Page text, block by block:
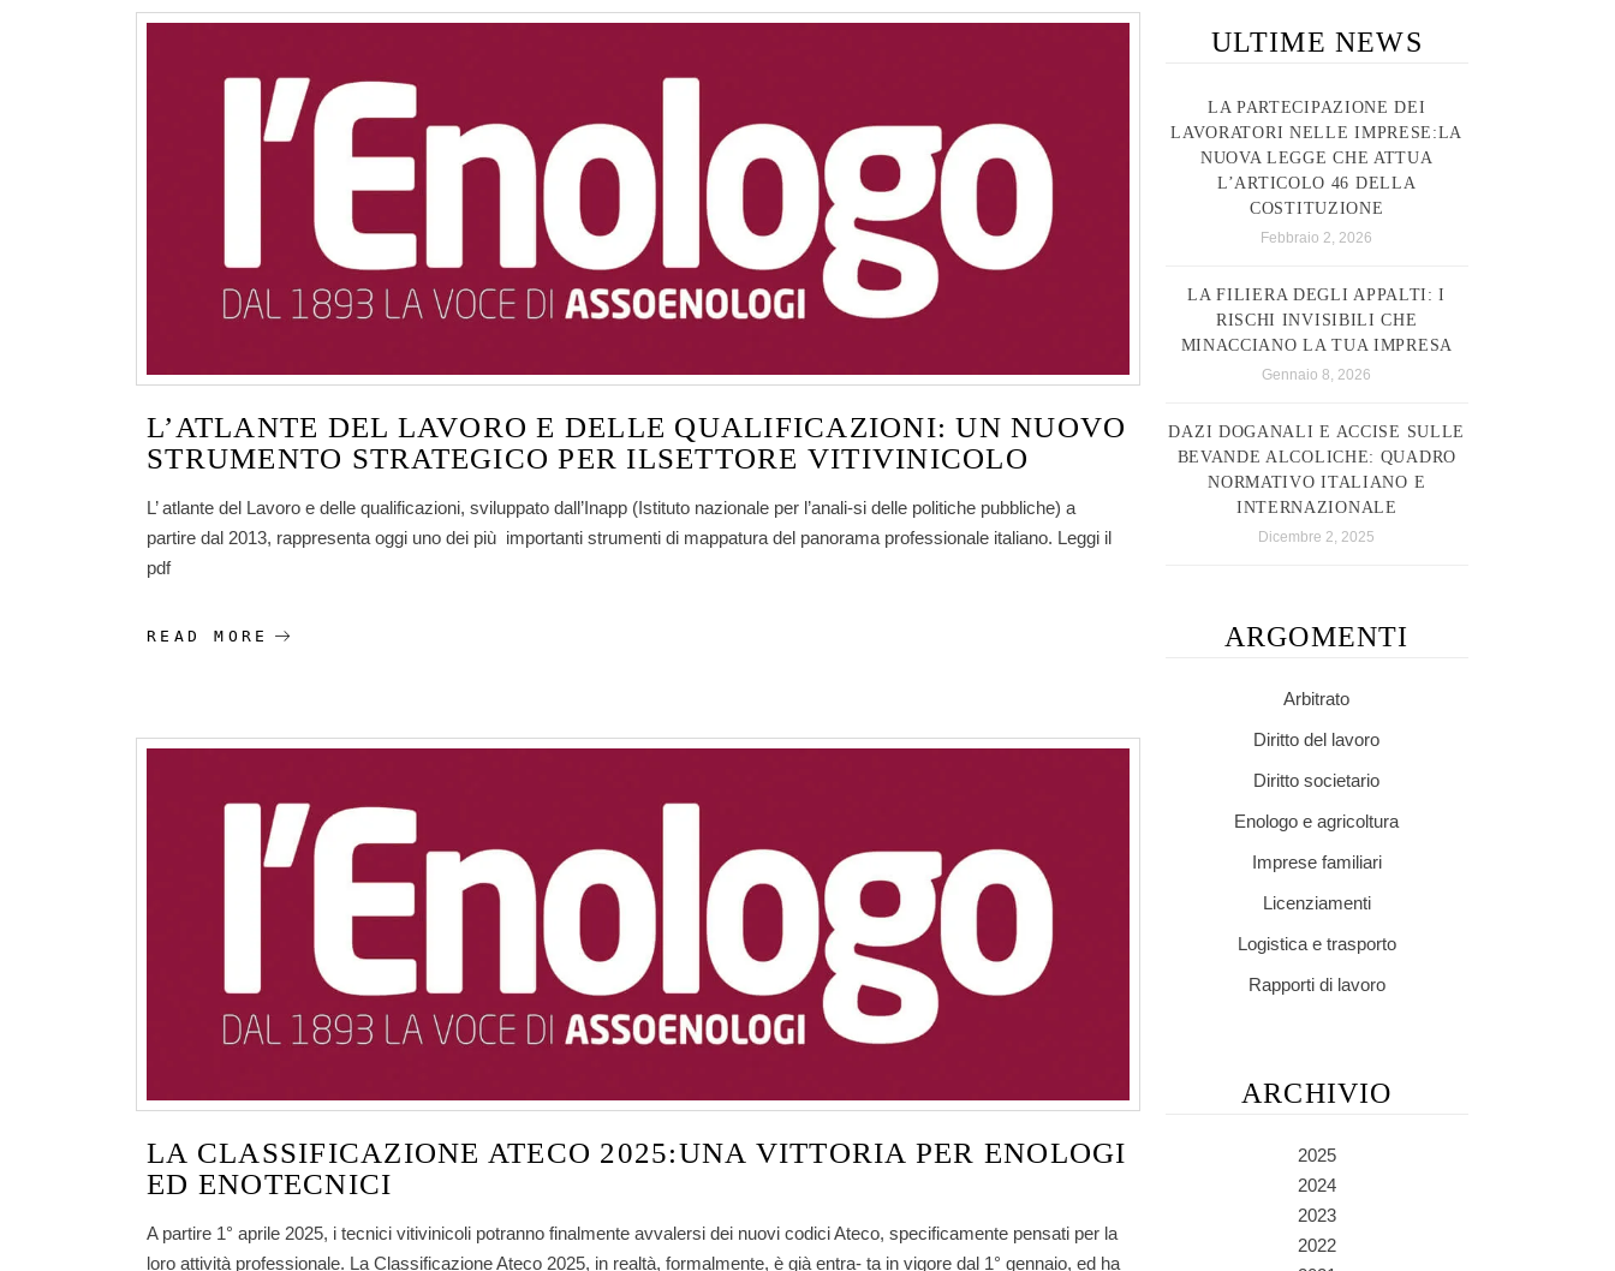
L’ATLANTE DEL LAVORO E DELLE QUALIFICAZIONI: UN NUOVO
STRUMENTO STRATEGICO PER ILSETTORE VITIVINICOLO
L’ atlante del Lavoro e delle qualificazioni, sviluppato dall’Inapp (Istituto nazionale per l’anali-si delle politiche pubbliche) a
partire dal 2013, rappresenta oggi uno dei più importanti strumenti di mappatura del panorama professionale italiano. Leggi il
pdf
READ MORE
LA CLASSIFICAZIONE ATECO 2025:UNA VITTORIA PER ENOLOGI
ED ENOTECNICI
A partire 1° aprile 2025, i tecnici vitivinicoli potranno finalmente avvalersi dei nuovi codici Ateco, specificamente pensati per la
loro attività professionale. La Classificazione Ateco 2025, in realtà, formalmente, è già entra- ta in vigore dal 1° gennaio, ed ha
ULTIME NEWS
LA PARTECIPAZIONE DEI
LAVORATORI NELLE IMPRESE:LA
NUOVA LEGGE CHE ATTUA
L’ARTICOLO 46 DELLA
COSTITUZIONE
Febbraio 2, 2026
LA FILIERA DEGLI APPALTI: I
RISCHI INVISIBILI CHE
MINACCIANO LA TUA IMPRESA
Gennaio 8, 2026
DAZI DOGANALI E ACCISE SULLE
BEVANDE ALCOLICHE: QUADRO
NORMATIVO ITALIANO E
INTERNAZIONALE
Dicembre 2, 2025
ARGOMENTI
Arbitrato
Diritto del lavoro
Diritto societario
Enologo e agricoltura
Imprese familiari
Licenziamenti
Logistica e trasporto
Rapporti di lavoro
ARCHIVIO
2025
2024
2023
2022